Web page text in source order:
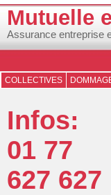
Mutuelle
Assurance entreprise
COLLECTIVES
Infos:
01 77
627 627